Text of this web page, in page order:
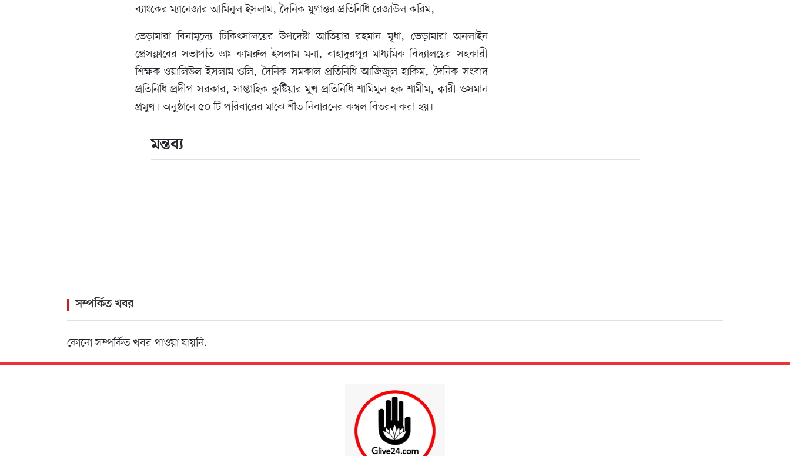
ব্যাংকের ম্যানেজার আমিনুল ইসলাম, দৈনিক যুগান্তর প্রতিনিধি রেজাউল করিম,
ভেড়ামারা বিনামূল্যে চিকিৎসালয়ের উপদেষ্টা আতিয়ার রহমান মৃধা, ভেড়ামারা অনলাইন
প্রেসক্লাবের সভাপতি ডাঃ কামরুল ইসলাম মনা, বাহাদুরপুর মাধ্যমিক বিদ্যালয়ের সহকারী
শিক্ষক ওয়ালিউল ইসলাম ওলি, দৈনিক সমকাল প্রতিনিধি আজিজুল হাকিম, দৈনিক সংবাদ
প্রতিনিধি প্রদীপ সরকার, সাপ্তাহিক কুষ্টিয়ার মুখ প্রতিনিধি শামিমুল হক শামীম, ক্বারী ওসমান
প্রমুখ। অনুষ্ঠানে ৫০ টি পরিবারের মাঝে শীত নিবারনের কম্বল বিতরন করা হয়।
মন্তব্য
সম্পর্কিত খবর
কোনো সম্পর্কিত খবর পাওয়া যায়নি.